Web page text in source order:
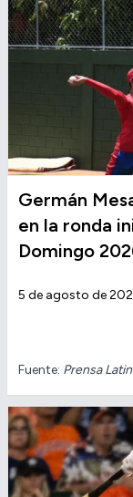
Germán
en la ronda
Domingo
5 de agosto de
Fuente: Prensa